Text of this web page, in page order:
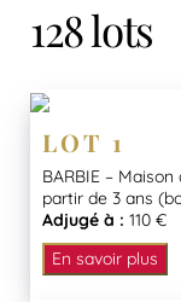
128 lots
LOT 1
BARBIE –
partir de 3 ans
Adjugé à : 110 €
En savoir plus